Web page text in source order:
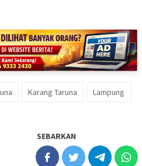
Karang Taruna
Lampung
SEBARKAN